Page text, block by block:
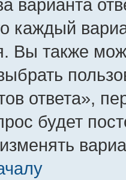
варианта
каждый
Вы также
ответа»,
будет